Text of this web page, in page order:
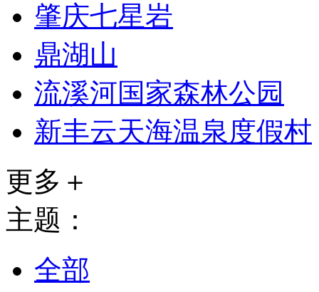
肇庆七星岩
鼎湖山
流溪河国家森林公园
新丰云天海温泉度假村
更多＋
主题：
全部